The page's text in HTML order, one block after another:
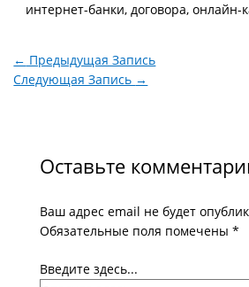
интернет-банки, договора, онлайн-
← Предыдущая Запись
Следующая Запись →
Оставьте
Ваш адрес email не будет
Обязательные поля помечены *
Введите здесь...